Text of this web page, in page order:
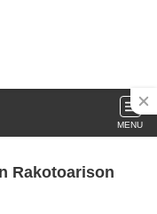
MENU
Rakotoarison